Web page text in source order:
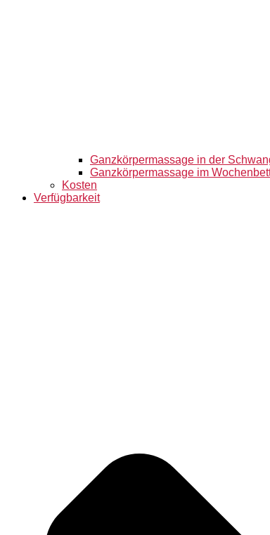
Ganzkörpermassage in der
Ganzkörpermassage im
Kosten
Verfügbarkeit